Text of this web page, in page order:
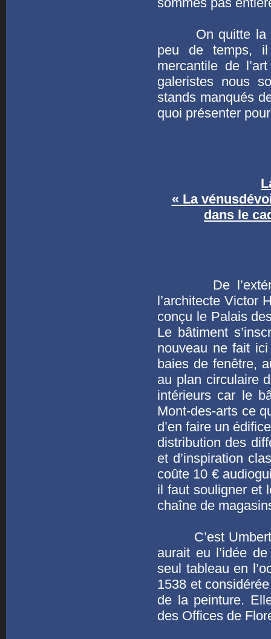
On quitte la
peu de temps, il
mercantile de
galeristes nous
stands manqués
quoi présenter
« La
dans le
De l’extérieur
l’architecte Victor
conçu le Palais
Le bâtiment
nouveau ne fait
baies de fenêtre,
au plan circulaire
intérieurs car le
Mont-des-arts ce
d’en faire un
distribution des
et d’inspiration
coûte 10 €
il faut souligner et
chaîne de
C’est Umberto
aurait eu l’idée
seul tableau en
1538 et
de la peinture.
des Offices de